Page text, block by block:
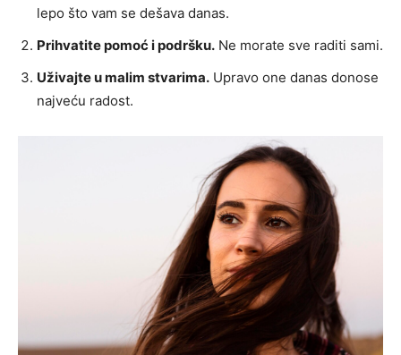
lepo što vam se dešava danas.
Prihvatite pomoć i podršku. Ne morate sve raditi sami.
Uživajte u malim stvarima. Upravo one danas donose
najveću radost.